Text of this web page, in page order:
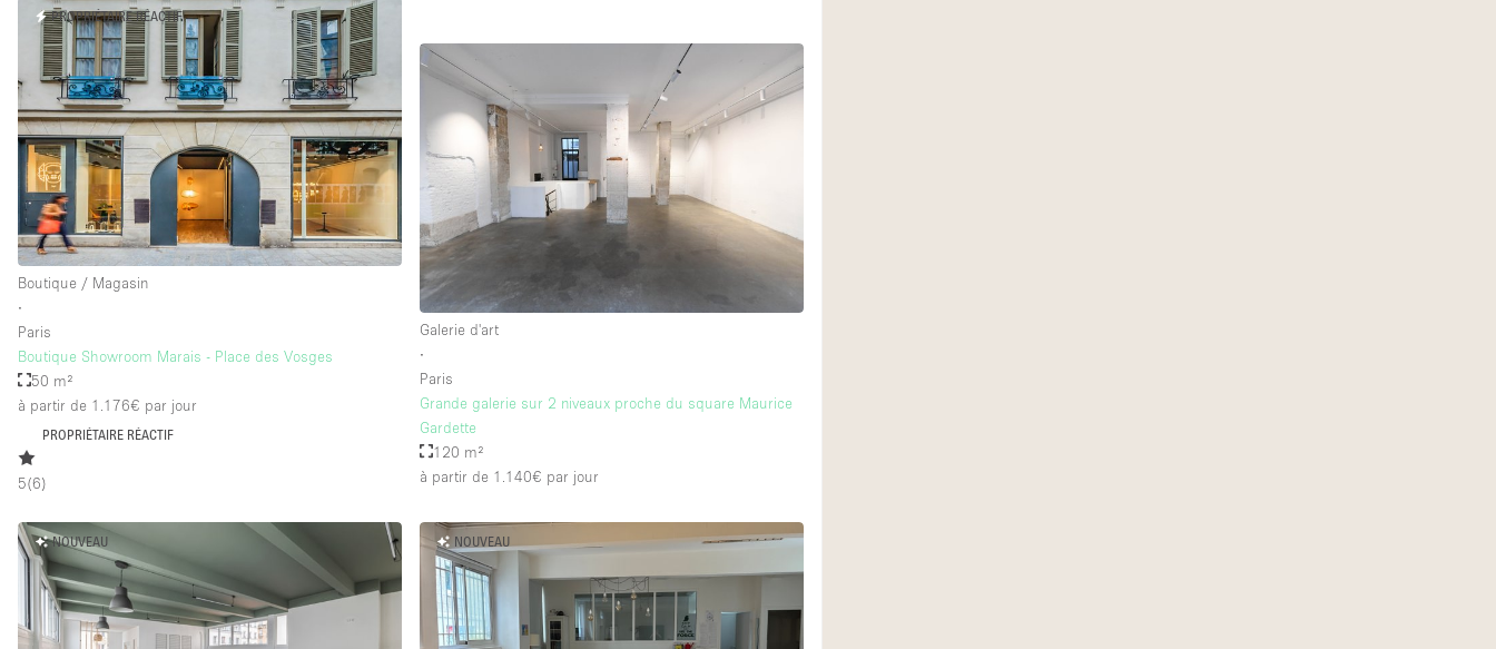
PROPRIÉTAIRE RÉACTIF
Boutique / Magasin
∙
Paris
Boutique Showroom Marais - Place des Vosges
50 m²
à partir de 1.176€ par jour
PROPRIÉTAIRE RÉACTIF
5(6)
Galerie d'art
∙
Paris
Grande galerie sur 2 niveaux proche du square Maurice
Gardette
120 m²
à partir de 1.140€ par jour
NOUVEAU NOUVEAU